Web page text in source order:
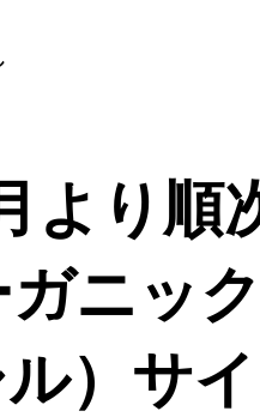
より順
ニッ
）サ